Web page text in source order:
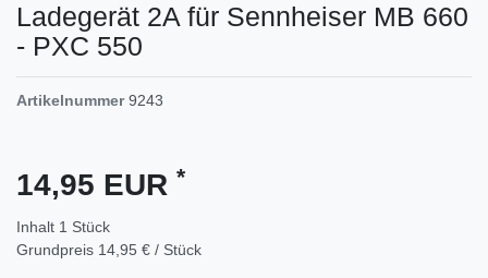
Ladegerät 2A für Sennheiser MB 660
- PXC 550
Artikelnummer 9243
14,95 EUR *
Inhalt 1 Stück
Grundpreis 14,95 € / Stück